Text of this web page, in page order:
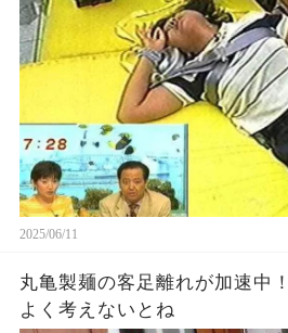
2025/06/11
丸亀製麺の客足離れが加速中
よく考えないとね